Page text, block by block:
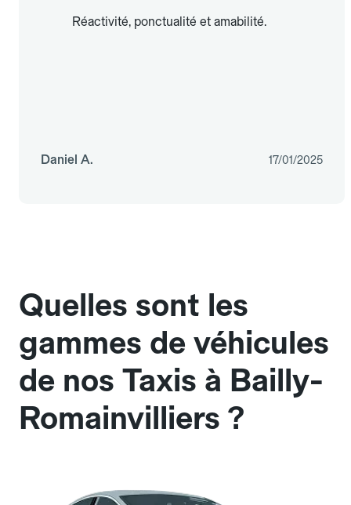
Réactivité, ponctualité et amabilité.
Daniel A. 17/01/2025
Quelles sont les
gammes de véhicules
de nos Taxis à Bailly-
Romainvilliers ?